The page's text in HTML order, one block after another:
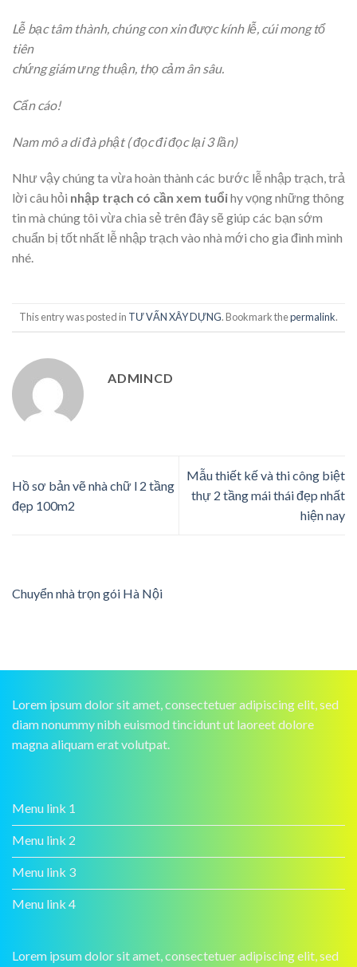
Lễ bạc tâm thành, chúng con xin được kính lễ, cúi mong tổ
tiên
chứng giám ưng thuận, thọ cảm ân sâu.
Cẩn cáo!
Nam mô a di đà phật ( đọc đi đọc lại 3 lần)
Như vậy chúng ta vừa hoàn thành các bước lễ nhập trạch, trả
lời câu hỏi nhập trạch có cần xem tuổihy vọng những thông
tin mà chúng tôi vừa chia sẻ trên đây sẽ giúp các bạn sớm
chuẩn bị tốt nhất lễ nhập trạch vào nhà mới cho gia đình mình
nhé.
This entry was posted in TƯ VẤN XÂY DỰNG. Bookmark thepermalink.
ADMINCD
Hồ sơ bản vẽ nhà chữ l 2 tầng
đẹp 100m2
Mẫu thiết kế và thi công biệt
thự 2 tầng mái thái đẹp nhất
hiện nay
Chuyển nhà trọn gói Hà Nội
Lorem ipsum dolor sit amet, consectetuer adipiscing elit, sed
diam nonummy nibh euismod tincidunt ut laoreet dolore
magna aliquam erat volutpat.
Menu link 1
Menu link 2
Menu link 3
Menu link 4
Lorem ipsum dolor sit amet, consectetuer adipiscing elit, sed